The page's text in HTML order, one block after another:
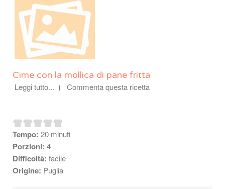
Cime con la mollica di pane fritta
Leggi tutto... Commenta questa ricetta
Tempo: 20 minuti
Porzioni: 4
Difficoltà: facile
Origine: Puglia